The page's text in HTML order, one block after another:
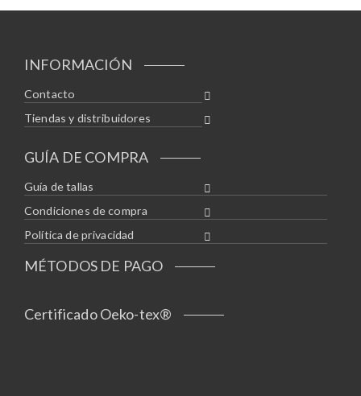
INFORMACIÓN
Contacto
Tiendas y distribuidores
GUÍA DE COMPRA
Guía de tallas
Condiciones de compra
Política de privacidad
MÉTODOS DE PAGO
Certificado Oeko-tex®